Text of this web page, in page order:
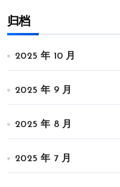
归档
2025 年 10 月
2025 年 9 月
2025 年 8 月
2025 年 7 月